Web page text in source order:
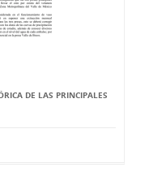
DE LAS PRINCIPALES